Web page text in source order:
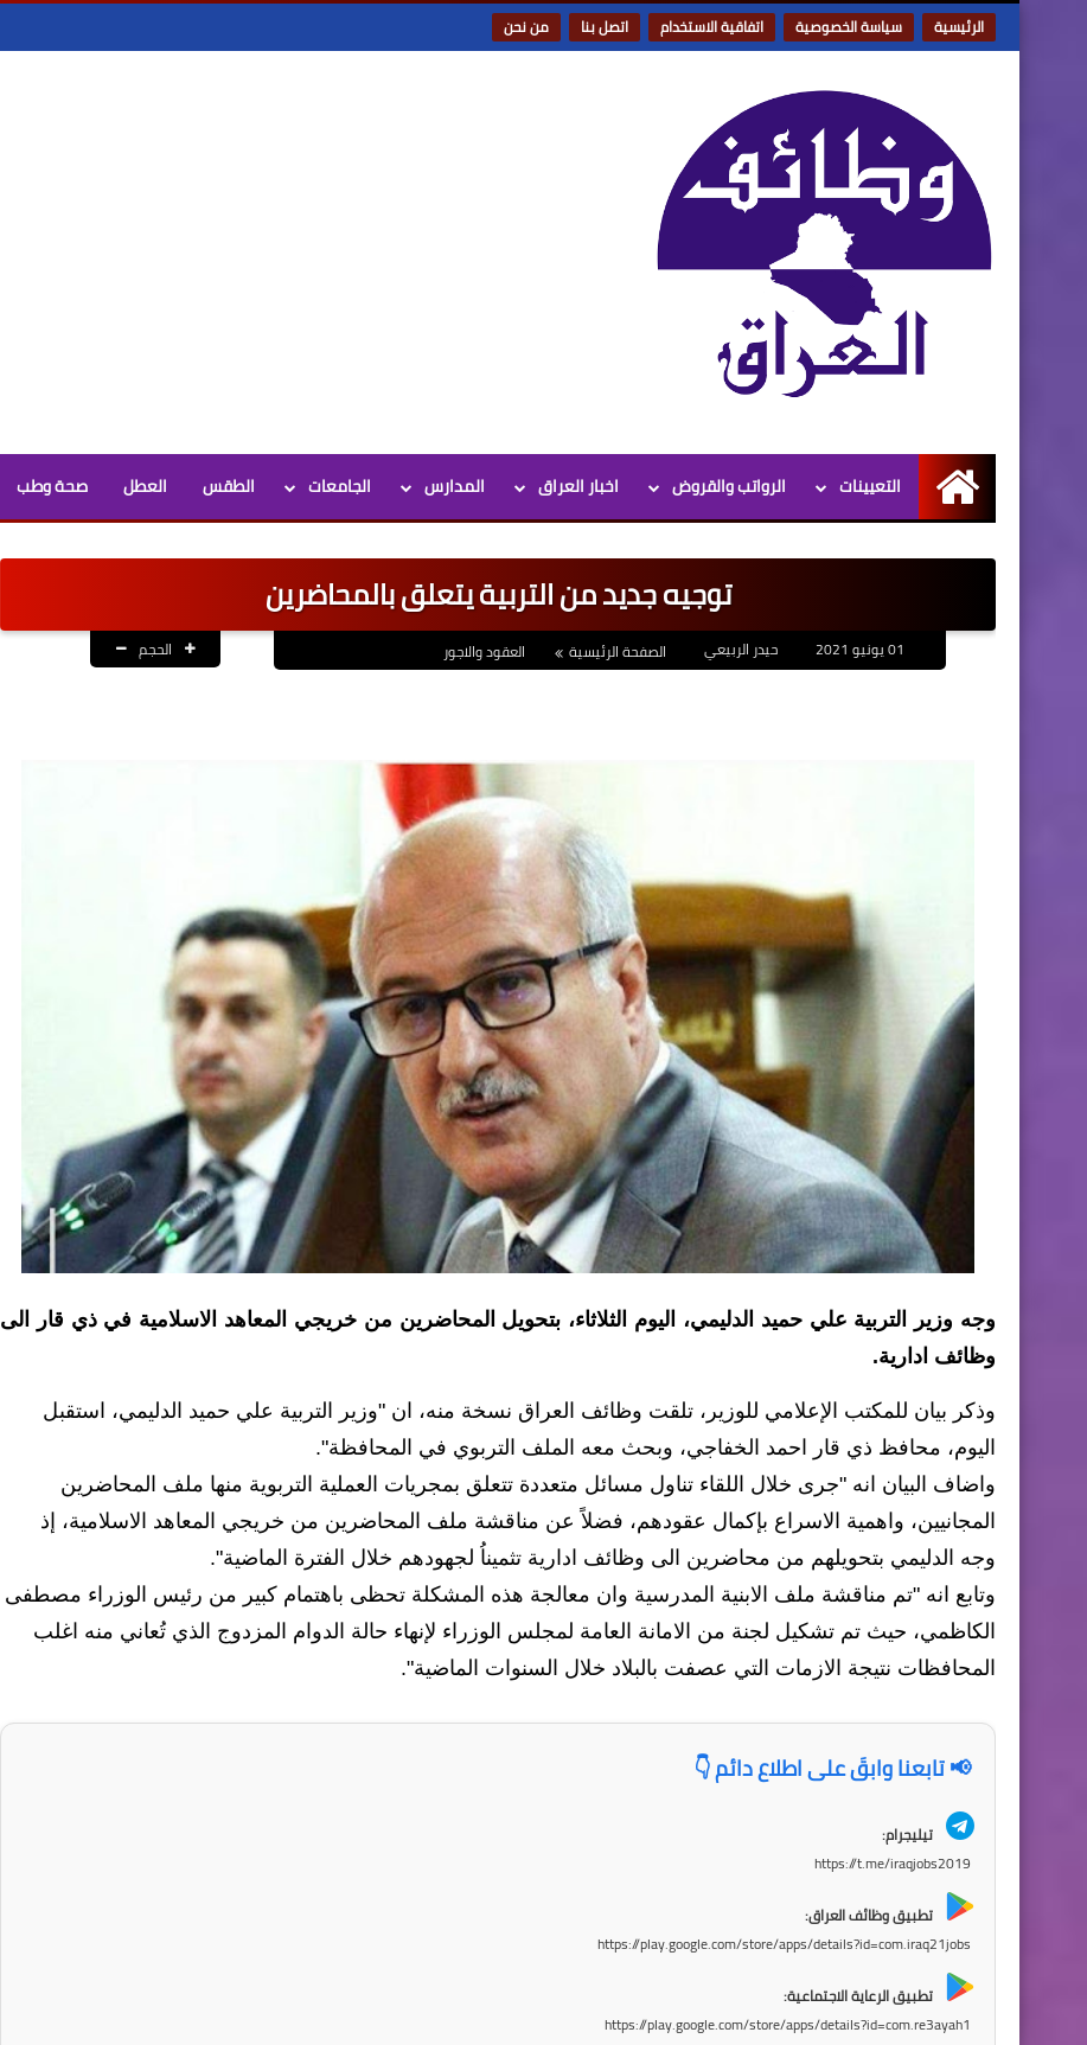
الرئيسية سياسة الخصوصية اتفاقية الاستخدام اتصل بنا من نحن
الرئيسية
التعيينات الرواتب والقروض اخبار العراق المدارس الجامعات الطقس العطل صحة وطب
توجيه جديد من التربية يتعلق بالمحاضرين
حيدر الربيعي الصفحة الرئيسية العقود والاجور الحجم
وجه وزير التربية علي حميد الدليمي، اليوم الثلاثاء، بتحويل المحاضرين من خريجي المعاهد الاسلامية في ذي قار الى
وظائف ادارية.
وذكر بيان للمكتب الإعلامي للوزير، تلقت وظائف العراق نسخة منه، ان "وزير التربية علي حميد الدليمي، استقبل
اليوم، محافظ ذي قار احمد الخفاجي، وبحث معه الملف التربوي في المحافظة".
واضاف البيان انه "جرى خلال اللقاء تناول مسائل متعددة تتعلق بمجريات العملية التربوية منها ملف المحاضرين
المجانيين، واهمية الاسراع بإكمال عقودهم، فضلاً عن مناقشة ملف المحاضرين من خريجي المعاهد الاسلامية، إذ
وجه الدليمي بتحويلهم من محاضرين الى وظائف ادارية تثميناُ لجهودهم خلال الفترة الماضية".
وتابع انه "تم مناقشة ملف الابنية المدرسية وان معالجة هذه المشكلة تحظى باهتمام كبير من رئيس الوزراء مصطفى
الكاظمي، حيث تم تشكيل لجنة من الامانة العامة لمجلس الوزراء لإنهاء حالة الدوام المزدوج الذي تُعاني منه اغلب
المحافظات نتيجة الازمات التي عصفت بالبلاد خلال السنوات الماضية".
📢 تابعنا وابقَ على اطلاع دائم 👇
تيليجرام:
https://t.me/iraqjobs2019
تطبيق وظائف العراق:
https://play.google.com/store/apps/details?id=com.iraq21jobs
تطبيق الرعاية الاجتماعية:
https://play.google.com/store/apps/details?id=com.re3ayah1